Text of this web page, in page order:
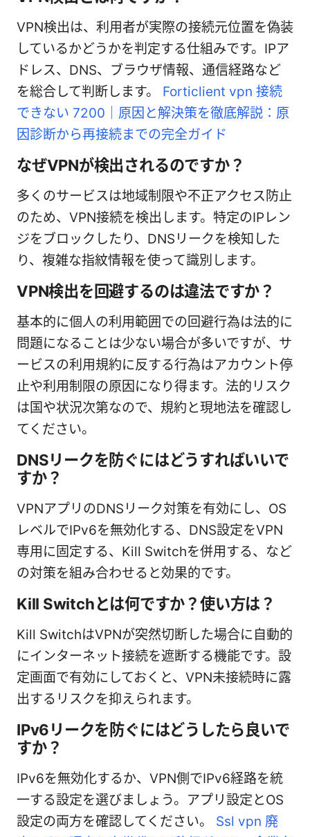
VPN検出は、利用者が実際の接続元位置を偽装
しているかどうかを判定する仕組みです。IPア
ドレス、DNS、ブラウザ情報、通信経路など
を総合して判断します。 Forticlient vpn 接続
できない 7200｜原因と解決策を徹底解説：原
因診断から再接続までの完全ガイド
なぜVPNが検出されるのですか？
多くのサービスは地域制限や不正アクセス防止
のため、VPN接続を検出します。特定のIPレン
ジをブロックしたり、DNSリークを検知した
り、複雑な指紋情報を使って識別します。
VPN検出を回避するのは違法ですか？
基本的に個人の利用範囲での回避行為は法的に
問題になることは少ない場合が多いですが、サ
ービスの利用規約に反する行為はアカウント停
止や利用制限の原因になり得ます。法的リスク
は国や状況次第なので、規約と現地法を確認し
てください。
DNSリークを防ぐにはどうすればいいで
すか？
VPNアプリのDNSリーク対策を有効にし、OS
レベルでIPv6を無効化する、DNS設定をVPN
専用に固定する、Kill Switchを併用する、など
の対策を組み合わせると効果的です。
Kill Switchとは何ですか？使い方は？
Kill SwitchはVPNが突然切断した場合に自動的
にインターネット接続を遮断する機能です。設
定画面で有効にしておくと、VPN未接続時に露
出するリスクを抑えられます。
IPv6リークを防ぐにはどうしたら良いで
すか？
IPv6を無効化するか、VPN側でIPv6経路を統
一する設定を選びましょう。アプリ設定とOS
設定の両方を確認してください。 Ssl vpn 廃